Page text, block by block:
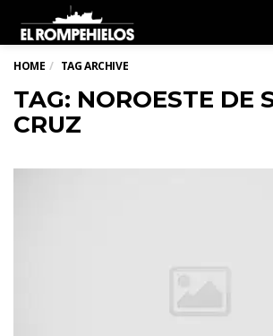
HOME TAG ARCHIVE
TAG: NOROESTE DE
CRUZ